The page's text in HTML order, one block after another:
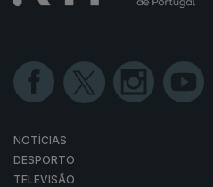
NOTÍCIAS
DESPORTO
TELEVISÃO